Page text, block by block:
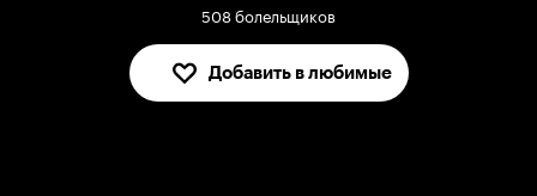
508 болельщиков
Добавить в любимые
В любимых